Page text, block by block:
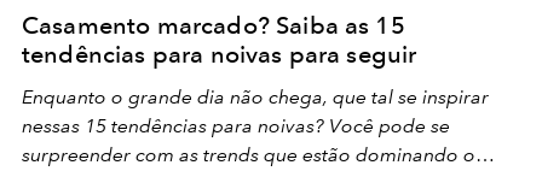
Casamento marcado? Saiba as 15
tendências para noivas para seguir
Enquanto o grande dia não chega, que tal se inspirar
nessas 15 tendências para noivas? Você pode se
surpreender com as trends que estão dominando o